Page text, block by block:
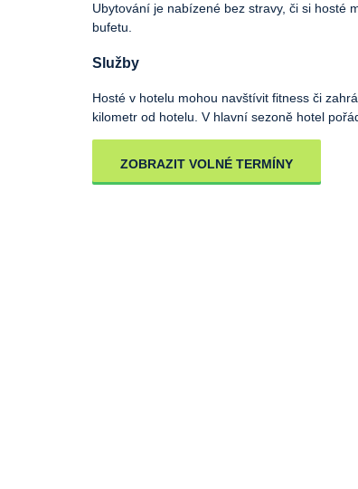
Ubytování je nabízené bez stravy, či si hosté
bufetu.
Služby
Hosté v hotelu mohou navštívit fitness či
kilometr od hotelu. V hlavní sezoně hotel
ZOBRAZIT VOLNÉ TERMÍNY